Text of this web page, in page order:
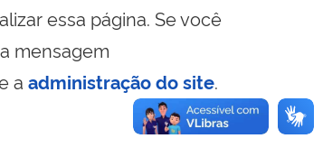
essa página. Se você
mensagem
a administração do site.